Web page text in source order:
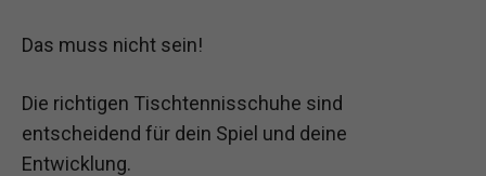
Das muss nicht sein!
Die richtigen Tischtennisschuhe sind
entscheidend für dein Spiel und deine
Entwicklung.